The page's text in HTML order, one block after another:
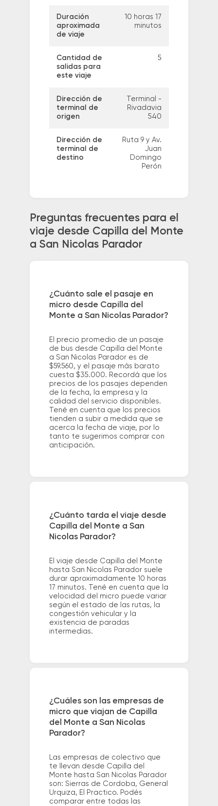
Duración
aproximada
de viaje
10 horas 17
minutos
Cantidad de
salidas para
este viaje
5
Dirección de
terminal de
origen
Terminal -
Rivadavia
540
Dirección de
terminal de
destino
Ruta 9 y Av.
Juan
Domingo
Perón
Preguntas frecuentes para el
viaje desde Capilla del Monte
a San Nicolas Parador
¿Cuánto sale el pasaje en
micro desde Capilla del
Monte a San Nicolas Parador?
El precio promedio de un pasaje
de bus desde Capilla del Monte
a San Nicolas Parador es de
$59.560, y el pasaje más barato
cuesta $35.000. Recordá que los
precios de los pasajes dependen
de la fecha, la empresa y la
calidad del servicio disponibles.
Tené en cuenta que los precios
tienden a subir a medida que se
acerca la fecha de viaje, por lo
tanto te sugerimos comprar con
anticipación.
¿Cuánto tarda el viaje desde
Capilla del Monte a San
Nicolas Parador?
El viaje desde Capilla del Monte
hasta San Nicolas Parador suele
durar aproximadamente 10 horas
17 minutos. Tené en cuenta que la
velocidad del micro puede variar
según el estado de las rutas, la
congestión vehicular y la
existencia de paradas
intermedias.
¿Cuáles son las empresas de
micro que viajan de Capilla
del Monte a San Nicolas
Parador?
Las empresas de colectivo que
te llevan desde Capilla del
Monte hasta San Nicolas Parador
son: Sierras de Cordoba, General
Urquiza, El Practico. Podés
comparar entre todas las